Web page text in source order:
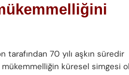
70 yılı aşkın süredir
küresel simgesi